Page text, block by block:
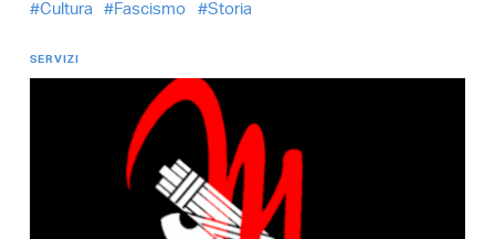
Cultura Fascismo Storia
SERVIZI